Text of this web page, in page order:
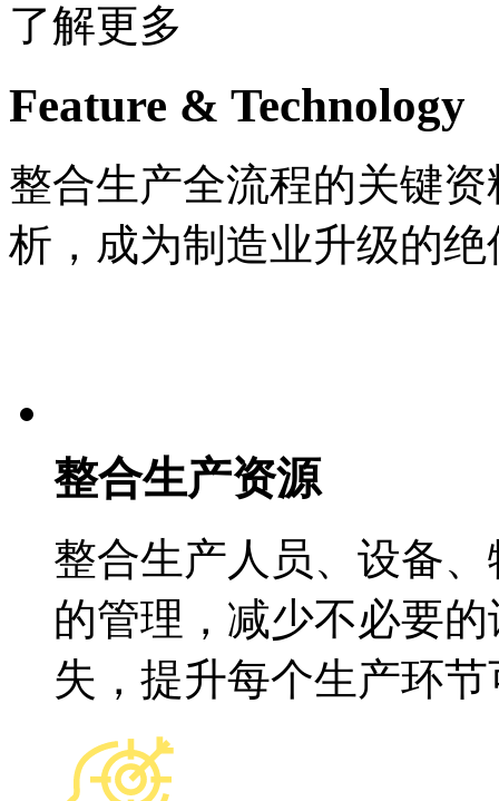
了解更多
Feature & Technology
整合生产全流程的关键
析，成为制造业升级的
整合生产资源
整合生产人员、设备
的管理，减少不必要
失，提升每个生产环